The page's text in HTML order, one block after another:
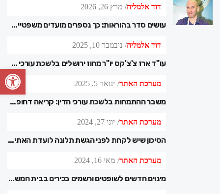
פתח
דוד אלמליח מרץ 26, 2026
עושים סדר בהוראות: כך נספרים מועדים משפטיים בתקופת חירום
דוד אלמליח נובמבר 10, 2025
עו"ד ארז צ'צ'קס יו"ר מחוז ירושלים בלשכת עורכי הדין בישראל השתתף בכנס לציון עשרים שנה ללשכת עורכי הדין בגאורגיה
מערכת האתר ינואר 5, 2025
משבר ההתמחות בלשכת עורכי הדין: קריאה דחופה לשינוי מיידי
מערכת האתר יוני 27, 2024
הסיכון שיש לקחת לפני הגשת תלונה לועדת האתיקה
מערכת האתר מאי 16, 2024
מינוים חדשים לשופטים ורשמים בכירים בבית המשפט